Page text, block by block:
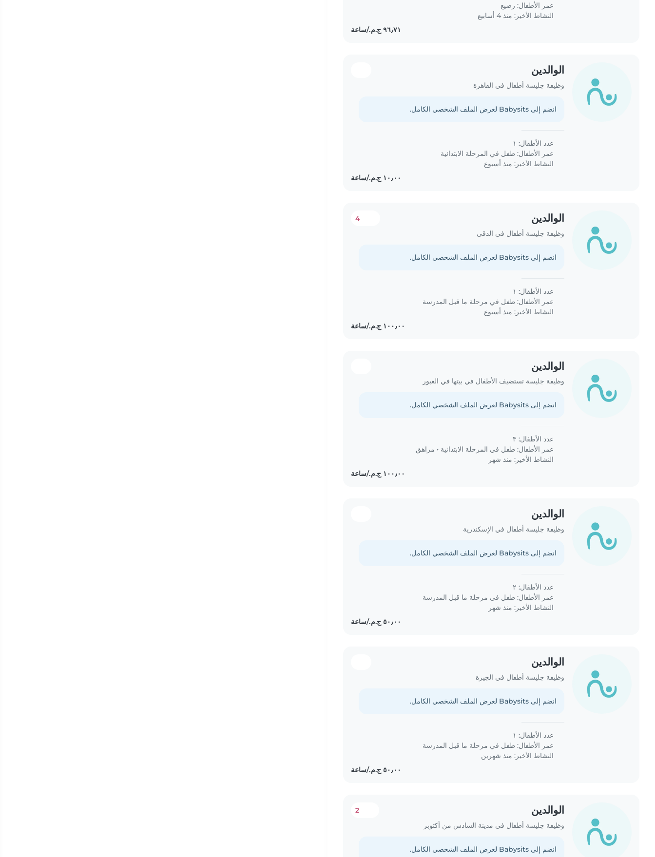
عمر الأطفال: رضيع
النشاط الأخير: منذ 4 أسابيع
الوالدين
وظيفة جليسة أطفال في القاهرة
انضم إلى Babysits لعرض الملف الشخصي الكامل.
عدد الأطفال: ١
عمر الأطفال: طفل في المرحلة الابتدائية
النشاط الأخير: منذ أسبوع
الوالدين
وظيفة جليسة أطفال في الدقى
4
انضم إلى Babysits لعرض الملف الشخصي الكامل.
عدد الأطفال: ١
عمر الأطفال: طفل في مرحلة ما قبل المدرسة
النشاط الأخير: منذ أسبوع
الوالدين
وظيفة جليسة تستضيف الأطفال في بيتها في العبور
انضم إلى Babysits لعرض الملف الشخصي الكامل.
عدد الأطفال: ٣
عمر الأطفال: طفل في المرحلة الابتدائية • مراهق
النشاط الأخير: منذ شهر
الوالدين
وظيفة جليسة أطفال في الإسكندرية
انضم إلى Babysits لعرض الملف الشخصي الكامل.
عدد الأطفال: ٢
عمر الأطفال: طفل في مرحلة ما قبل المدرسة
النشاط الأخير: منذ شهر
الوالدين
وظيفة جليسة أطفال في الجيزة
انضم إلى Babysits لعرض الملف الشخصي الكامل.
عدد الأطفال: ١
عمر الأطفال: طفل في مرحلة ما قبل المدرسة
النشاط الأخير: منذ شهرين
الوالدين
وظيفة جليسة أطفال في مدينة السادس من أكتوبر
2
انضم إلى Babysits لعرض الملف الشخصي الكامل.